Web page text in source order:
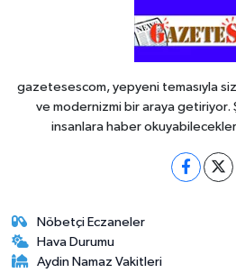
gazetesescom, yepyeni temasıyla
ve modernizmi bir araya getiriyor.
insanlara haber
Nöbetçi Eczaneler
Hava Durumu
Aydin Namaz Vakitleri